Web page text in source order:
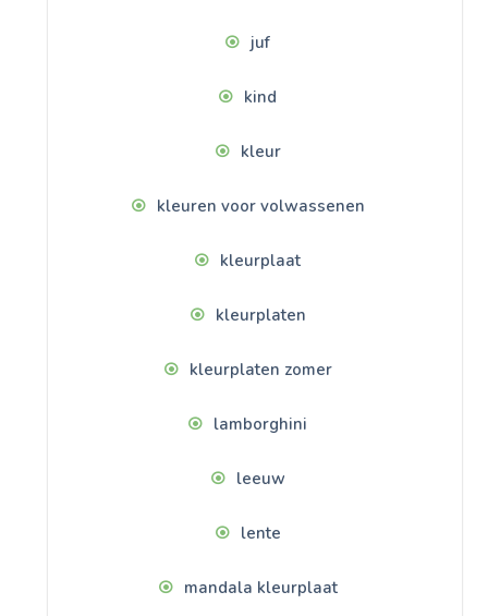
juf
kind
kleur
kleuren voor volwassenen
kleurplaat
kleurplaten
kleurplaten zomer
lamborghini
leeuw
lente
mandala kleurplaat